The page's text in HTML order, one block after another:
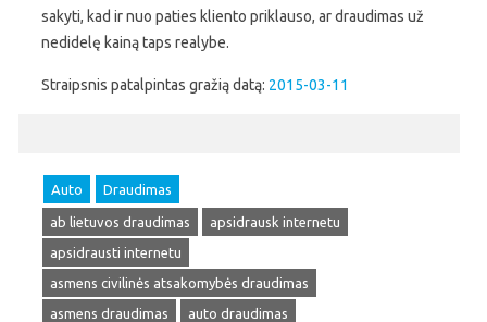
sakyti, kad ir nuo paties kliento priklauso, ar draudimas už
nedidelę kainą taps realybe.
Straipsnis patalpintas gražią datą: 2015-03-11
Auto Draudimas
ab lietuvos draudimas
apsidrausk internetu
apsidrausti internetu
asmens civilinės atsakomybės draudimas
asmens draudimas
auto draudimas